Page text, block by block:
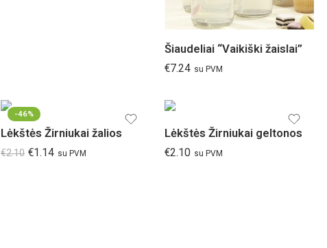
Šiaudeliai “Vaikiški žaislai”
€7.24 su PVM
-46%
Lėkštės Žirniukai žalios
€2.10 €1.14 su PVM
Lėkštės Žirniukai geltonos
€2.10 su PVM